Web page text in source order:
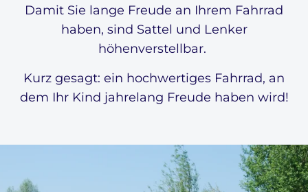
Damit Sie lange Freude an Ihrem Fahrrad
haben, sind Sattel und Lenker
höhenverstellbar.
Kurz gesagt: ein hochwertiges Fahrrad, an
dem Ihr Kind jahrelang Freude haben wird!